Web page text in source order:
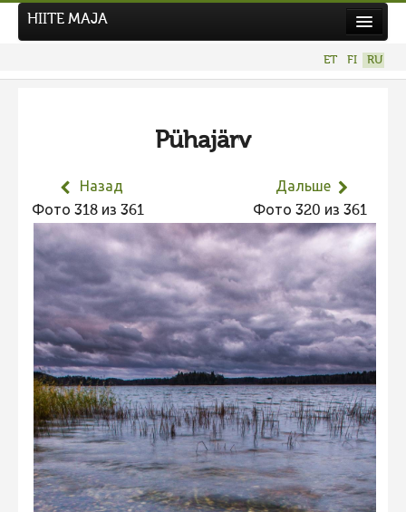
Hiite kuvavõistlus 2026
Фотоконкурс 2025
Не учитываются 2025
Фотоконкурс 2024
Не учитываются 2024
Видео 2024
Фотоконкурс 2023
Не учитываются 2023
Видео 2023
Фотоконкурс 2022
HIITE MAJA
ET FI RU
Pühajärv
Назад
Фото 318 из 361
Дальше
Фото 320 из 361